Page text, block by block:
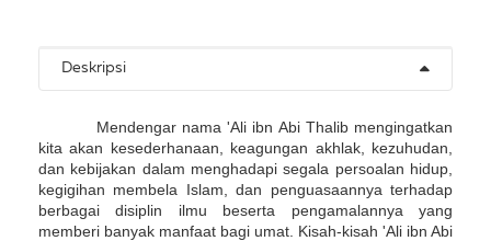
Deskripsi
Mendengar nama 'Ali ibn Abi Thalib mengingatkan
kita akan kesederhanaan, keagungan akhlak, kezuhudan,
dan kebijakan dalam menghadapi segala persoalan hidup,
kegigihan membela Islam, dan penguasaannya terhadap
berbagai disiplin ilmu beserta pengamalannya yang
memberi banyak manfaat bagi umat. Kisah-kisah 'Ali ibn Abi